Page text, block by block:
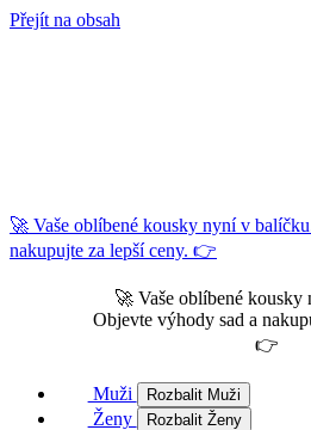
Přejít na obsah
🚀 Vaše oblíbené kousky nyní v
nakupujte za lepší ceny. 👉
🚀 Vaše oblíbené kousky
Objevte výhody sad a
👉
Muži Rozbalit Muži
Ženy Rozbalit Ženy